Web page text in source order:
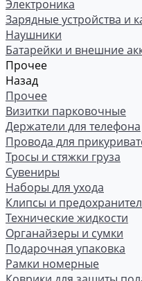
Электроника
Зарядные устройства и
Наушники
Батарейки и внешние
Прочее
Назад
Прочее
Визитки парковочные
Держатели для телефона
Провода для
Тросы и стяжки груза
Сувениры
Наборы для ухода
Клипсы и
Технические жидкости
Органайзеры и сумки
Подарочная упаковка
Рамки номерные